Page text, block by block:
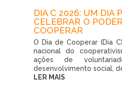
DIA C 2026: UM DIA
CELEBRAR O
COOPERAR
O Dia de Cooperar (Dia
nacional do
ações de
desenvolvimento social,
LER MAIS